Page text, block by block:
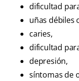
dificultad
uñas débiles
caries,
dificultad
depresión,
síntomas de